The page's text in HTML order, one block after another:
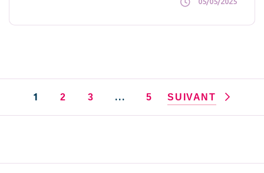
1 2 3 … 5 SUIVANT